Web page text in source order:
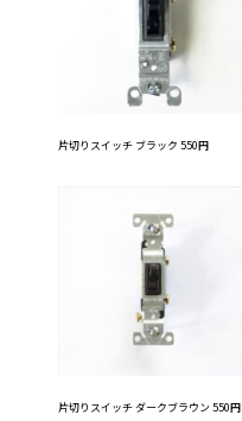
片切りスイッチ ブラック 550円
片切りスイッチ ダークブラウン 550円